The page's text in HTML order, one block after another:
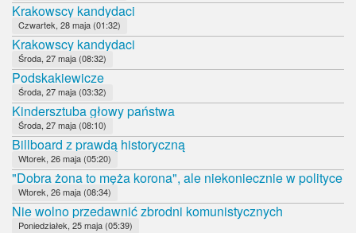
Krakowscy kandydaci
Czwartek, 28 maja (01:32)
Krakowscy kandydaci
Środa, 27 maja (08:32)
Podskakiewicze
Środa, 27 maja (03:32)
Kindersztuba głowy państwa
Środa, 27 maja (08:10)
Billboard z prawdą historyczną
Wtorek, 26 maja (05:20)
"Dobra żona to męża korona", ale niekoniecznie w polityce
Wtorek, 26 maja (08:34)
Nie wolno przedawnić zbrodni komunistycznych
Poniedziałek, 25 maja (05:39)